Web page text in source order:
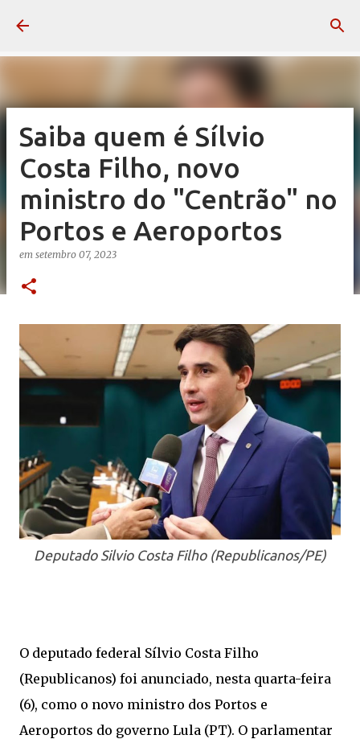
Saiba quem é Sílvio
Costa Filho, novo
ministro do "Centrão" no
Portos e Aeroportos
em setembro 07, 2023
Deputado Silvio Costa Filho (Republicanos/PE)
O deputado federal Sílvio Costa Filho
(Republicanos) foi anunciado, nesta quarta-feira
(6), como o novo ministro dos Portos e
Aeroportos do governo Lula (PT). O parlamentar